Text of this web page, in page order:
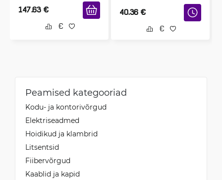
147.63 € 40.36 €
Peamised kategooriad
Kodu- ja kontorivõrgud
Elektriseadmed
Hoidikud ja klambrid
Litsentsid
Fiibervõrgud
Kaablid ja kapid